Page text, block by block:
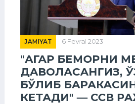
JAMIYAT 6 Fevral 2023
"АГАР БЕМОРНИ
ДАВОЛАСАНГИЗ,
БЎЛИБ
КЕТАДИ" — ССВ